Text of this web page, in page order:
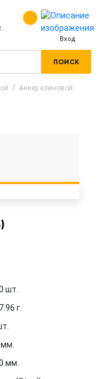
Вход
ПОИСК
Анкер клиновой
шт.
г.
мм.